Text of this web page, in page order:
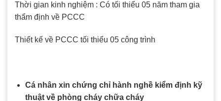
Thời gian kinh nghiệm : Có tối thiểu 05 năm tham gia
thẩm định về PCCC
Thiết kế về PCCC tối thiểu 05 công trình
Cá nhân xin chứng chỉ hành nghề kiểm định kỹ
thuật về phòng cháy chữa cháy